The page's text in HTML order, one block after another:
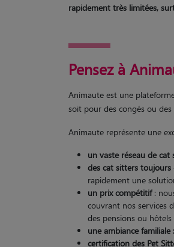
rapidement très limitées,
Pensez à
Animaute est une
soit pour des congés ou
Animaute représente une
un vaste réseau de cat
des cat sitters toujours
rapidement une
un prix compétitif:
couvrant nos services
des pensions ou
une ambiance familiale :
certification des Pet